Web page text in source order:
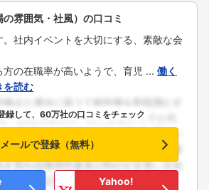
雰囲気・社風）の口コミ
社内イベントを大切にする、素敵な会
の在職率が高いようで、育児 ... 働く
を読む
録して、60万社の口コミをチェック
メールで登録（無料）
Yahoo!